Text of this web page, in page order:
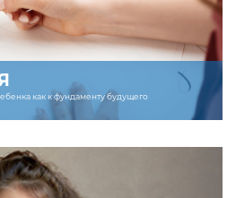
как к фундаменту будущего